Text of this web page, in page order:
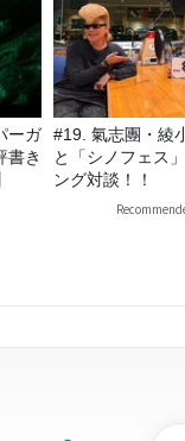
ーガ
書き
#19. 氣志團・綾
と「シノフェス
ング対談！！